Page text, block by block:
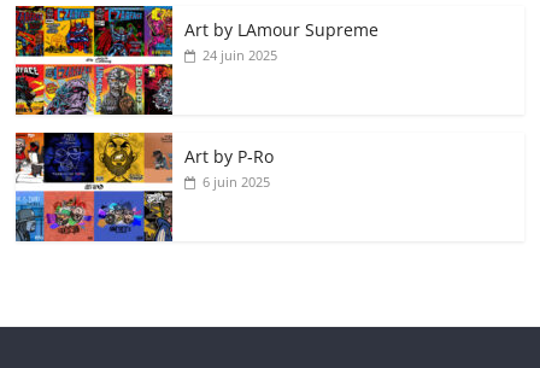
Art by LAmour Supreme
24 juin 2025
Art by P‑Ro
6 juin 2025